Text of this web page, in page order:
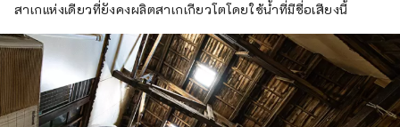
สาเกแห่งเดียวที่ยังคงผลิตสาเกเกียวโตโดยใช้น้ำที่มีชื่อเสียงนี้